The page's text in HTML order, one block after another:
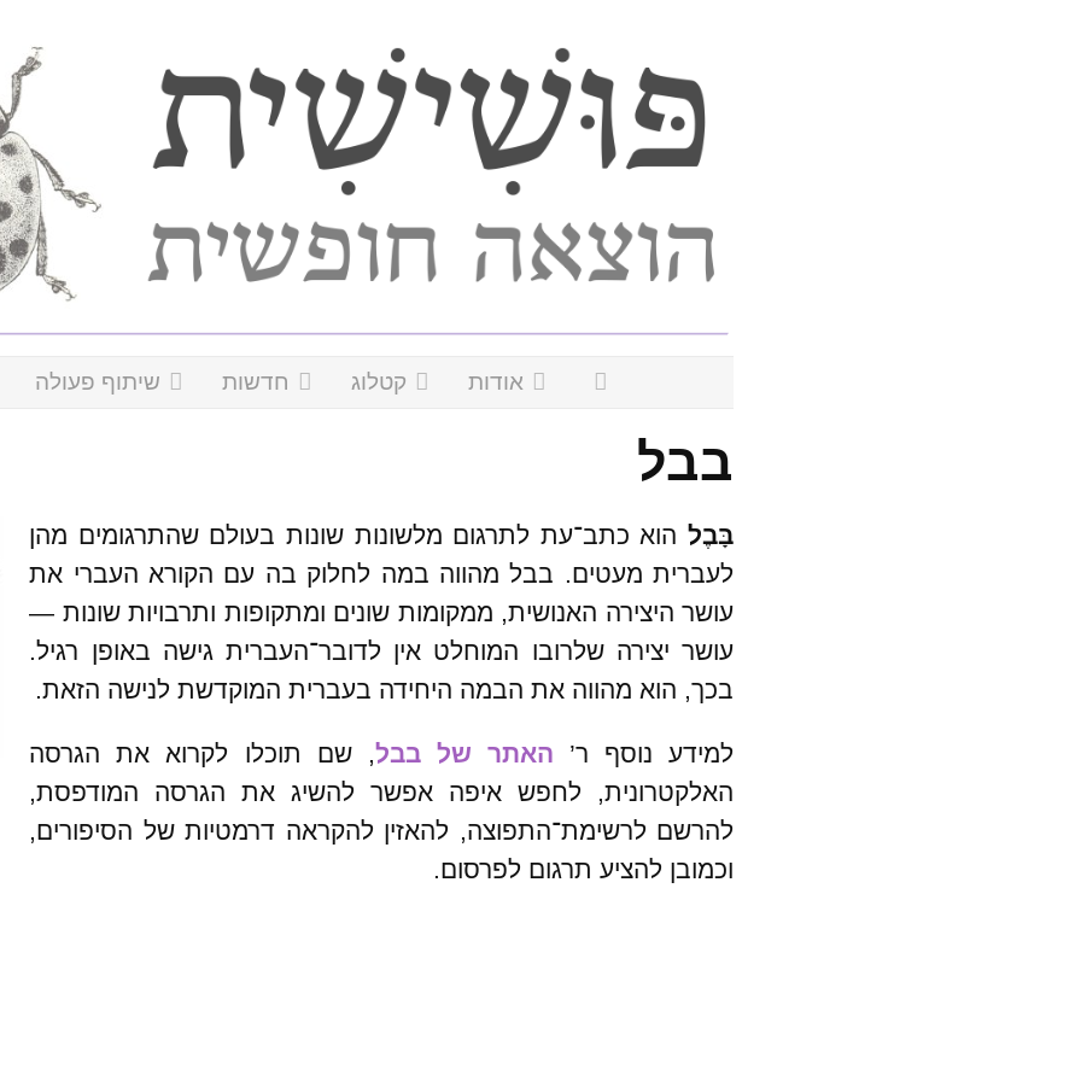
אודות קטלוג חדשות שיתוף פעולה
בבל
בָּבֶל הוא כתב־עת לתרגום מלשונות שונות בעולם שהתרגומים מהן
לעברית מעטים. בבל מהווה במה לחלוק בה עם הקורא העברי את
עושר היצירה האנושית, ממקומות שונים ומתקופות ותרבויות שונות —
עושר יצירה שלרובו המוחלט אין לדובר־העברית גישה באופן רגיל.
בכך, הוא מהווה את הבמה היחידה בעברית המוקדשת לנישה הזאת.
למידע נוסף ר’ האתר של בבל, שם תוכלו לקרוא את הגרסה
האלקטרונית, לחפש איפה אפשר להשיג את הגרסה המודפסת,
להרשם לרשימת־התפוצה, להאזין להקראה דרמטיות של הסיפורים,
וכמובן להציע תרגום לפרסום.